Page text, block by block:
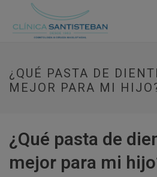
¿QUÉ PASTA DE
MEJOR PARA MI
¿Qué pasta de
mejor para mi